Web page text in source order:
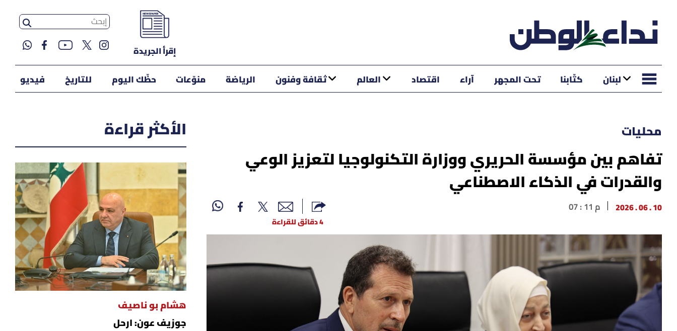
إقرأ الجريدة
لبنان كتّابنا تحت المجهر آراء اقتصاد العالم ثقافة وفنون الرياضة منوّعات حظّك اليوم للتاريخ فيديو
محليات
تفاهم بين مؤسسة الحريري ووزارة التكنولوجيا لتعزيز الوعي
والقدرات في الذكاء الاصطناعي
10 . 06 . 2026 07 : 11 م
4 دقائق للقراءة
الأكثر قراءة
هشام بو ناصيف
جوزيف عون: ارحل